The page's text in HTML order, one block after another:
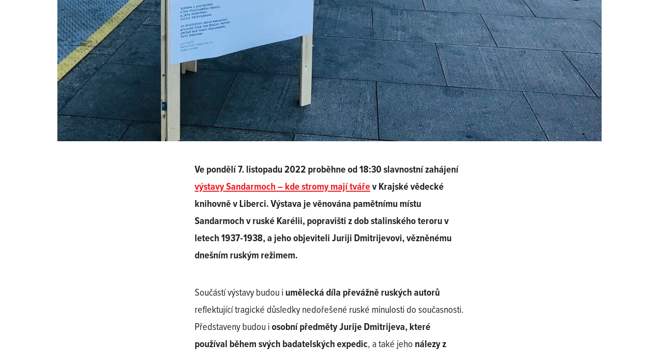
Ve pondělí 7. listopadu 2022 proběhne od 18:30 slavnostní zahájení
výstavySandarmoch – kde stromy mají tvářev Krajské vědecké
knihovně v Liberci. Výstava je věnována pamětnímu místu
Sandarmoch v ruské Karélii, popravišti z dob stalinského teroru v
letech 1937-1938, a jeho objeviteli Juriji Dmitrijevovi, vězněnému
dnešním ruským režimem.
Součástí výstavy budou i umělecká díla převážně ruských autorů
reflektující tragické důsledky nedořešené ruské minulosti do současnosti.
Představeny budou iosobní předměty Jurije Dmitrijeva, které
používal během svých badatelských expedic, a také jeho nálezy z